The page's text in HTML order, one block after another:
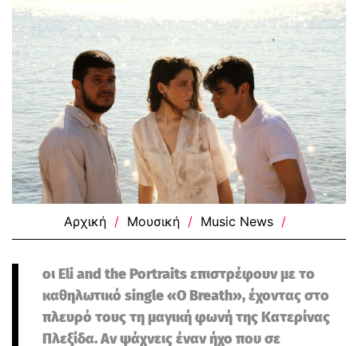
Αρχική / Μουσική / Music News /
οι Eli and the Portraits επιστρέφουν με το
καθηλωτικό single «O Breath», έχοντας στο
πλευρό τους τη μαγική φωνή της Κατερίνας
Πλεξίδα. Αν ψάχνεις έναν ήχο που σε